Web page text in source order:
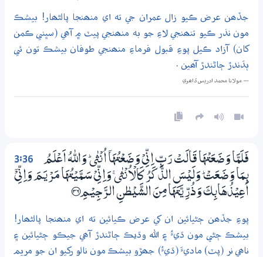
جڏھن عرض ڪيو زال عمران جي ته اي منھنجا پالڻھار! بيشڪ
مون نذر ڪيو تنھنجي لاءِ جو به منھنجي پيٽ ۾ آھي (سڀني ڪمن
کان) آزاد ڪيل پوءِ قبول فرماءِ منھنجي طوفان بيشڪ تون ئي
ٻڌندڙ ڄاڻندڙ آھين .
— مولانا محمد ادريس ڏاھري
3:36
فَلَمَّا وَضَعَتْهَا قَالَتْ رَبِّ اِنِّىْ وَضَعْتُهَآ اُنْثٰى ۭ وَاللّٰهُ اَعْلَمُ
بِـمَا وَضَعَتْ ۭ وَلَيْسَ الذَّكَرُ كَالْاُنْثٰى ۚ وَاِنِّىْ سَـمَّيْتُهَا مَرْيَـمَ وَاِنِّىْٓ
اُعِيْذُھَابِكَ وَذُرِّيَّتَهَا مِنَ الشَّيْطٰنِ الرَّجِيْـمِ ؀36
پوءِ جڏھن ڄڻيائين ان کي عرض ڪيائين ته اي منھنجا پالڻھار!
بيشڪ ڄڻي مون ڌيءُ ۽ الله وڌيڪ ڄاڻندڙ آھي جيڪو ڄڻيائين ۽
ناھي نر (پٽ) ماديءَ (ڌيءُ) جھڙو بيشڪ مون نالو رکيو ان جو مريم